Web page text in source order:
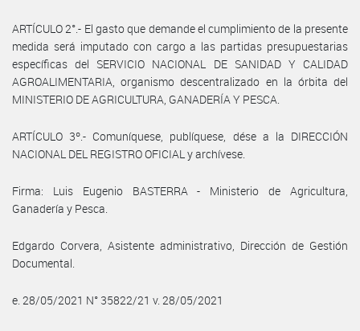
ARTÍCULO 2°.- El gasto que demande el cumplimiento de la presente
medida será imputado con cargo a las partidas presupuestarias
específicas del SERVICIO NACIONAL DE SANIDAD Y CALIDAD
AGROALIMENTARIA, organismo descentralizado en la órbita del
MINISTERIO DE AGRICULTURA, GANADERÍA Y PESCA.
ARTÍCULO 3º.- Comuníquese, publíquese, dése a la DIRECCIÓN
NACIONAL DEL REGISTRO OFICIAL y archívese.
Firma: Luis Eugenio BASTERRA - Ministerio de Agricultura,
Ganadería y Pesca.
Edgardo Corvera, Asistente administrativo, Dirección de Gestión
Documental.
e. 28/05/2021 N° 35822/21 v. 28/05/2021